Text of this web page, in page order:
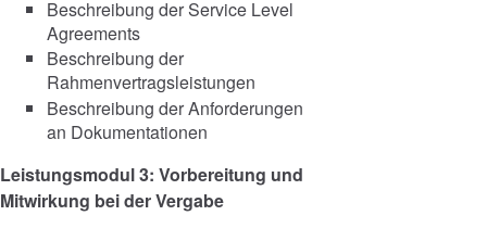
Beschreibung der Service Level
Agreements
Beschreibung der
Rahmenvertragsleistungen
Beschreibung der Anforderungen
an Dokumentationen
Leistungsmodul 3: Vorbereitung und
Mitwirkung bei der Vergabe